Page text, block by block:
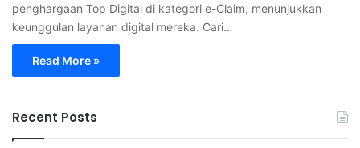
penghargaan Top Digital di kategori e-Claim, menunjukkan
keunggulan layanan digital mereka. Cari…
Read More »
Recent Posts